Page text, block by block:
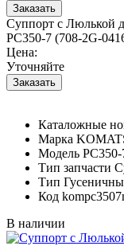
Суппорт с Люлькой
PC350-7 (708-2G-
Цена:
Уточняйте
Каталожные
Марка
Модель PC350-
Тип запчасти
Тип
Код
В наличии